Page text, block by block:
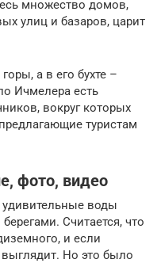
множество домов,
улиц и базаров, царит
а в его бухте –
Ичмелера есть
вокруг которых
туристам
фото, видео
удивительные воды
Считается, что
и если
выглядит. Но это было